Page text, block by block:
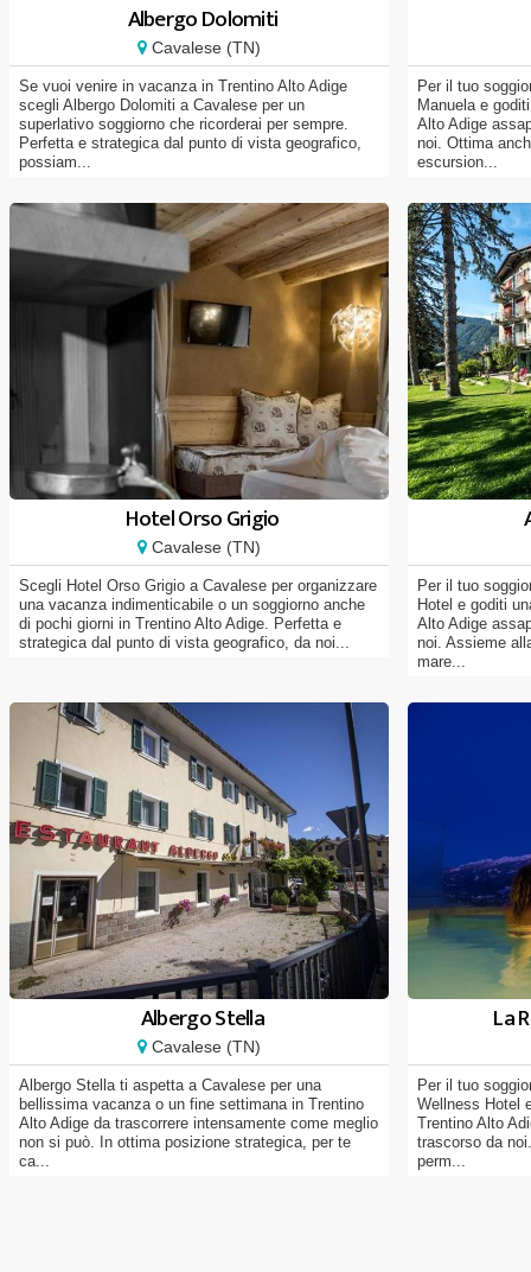
Albergo Dolomiti
Cavalese (TN)
Se vuoi venire in vacanza in Trentino Alto Adige
scegli Albergo Dolomiti a Cavalese per un
superlativo soggiorno che ricorderai per sempre.
Perfetta e strategica dal punto di vista geografico,
possiam...
Per il tuo
Manuela e
Alto Adige
noi. Ottima
escursion...
Hotel Orso Grigio
Cavalese (TN)
Scegli Hotel Orso Grigio a Cavalese per organizzare
una vacanza indimenticabile o un soggiorno anche
di pochi giorni in Trentino Alto Adige. Perfetta e
strategica dal punto di vista geografico, da noi...
Per il tuo
Hotel e goditi
Alto Adige
noi. Assieme
mare...
Albergo Stella
Cavalese (TN)
Albergo Stella ti aspetta a Cavalese per una
bellissima vacanza o un fine settimana in Trentino
Alto Adige da trascorrere intensamente come meglio
non si può. In ottima posizione strategica, per te
ca...
La
Per il tuo
Wellness Hotel
Trentino Alto
trascorso da
perm...